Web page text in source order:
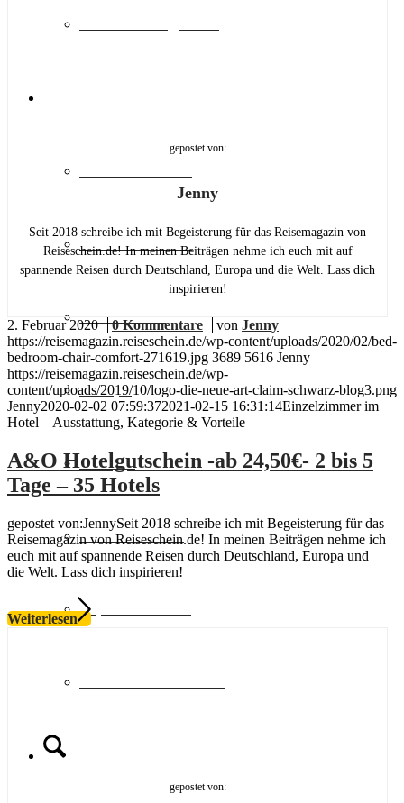
Städtereisen EU
Deutschland
Europa
Schweiz
Geschenkideen
Top Hotelketten
gepostet von:
Jenny
Seit 2018 schreibe ich mit Begeisterung für das Reisemagazin von
Reiseschein.de! In meinen Beiträgen nehme ich euch mit auf
spannende Reisen durch Deutschland, Europa und die Welt. Lass dich
inspirieren!
2. Februar 2020 /0 Kommentare von Jenny
https://reisemagazin.reiseschein.de/wp-content/uploads/2020/02/bed-
bedroom-chair-comfort-271619.jpg 3689 5616 Jenny
https://reisemagazin.reiseschein.de/wp-
content/uploads/2019/10/logo-die-neue-art-claim-schwarz-blog3.png
Jenny2020-02-02 07:59:372021-02-15 16:31:14Einzelzimmer im
Hotel – Ausstattung, Kategorie & Vorteile
A&O Hotelgutschein -ab 24,50€- 2 bis 5
Tage – 35 Hotels
gepostet von:JennySeit 2018 schreibe ich mit Begeisterung für das
Reisemagazin von Reiseschein.de! In meinen Beiträgen nehme ich
euch mit auf spannende Reisen durch Deutschland, Europa und
die Welt. Lass dich inspirieren!
Weiterlesen
gepostet von: